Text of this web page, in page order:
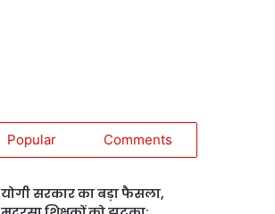
Popular Comments
योगी सरकार का बड़ा फैसला,